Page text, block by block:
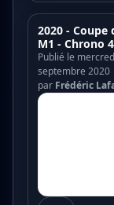
2020 - Coupe
M1 - Chrono
Publié le
septembre 2020
par Frédéric